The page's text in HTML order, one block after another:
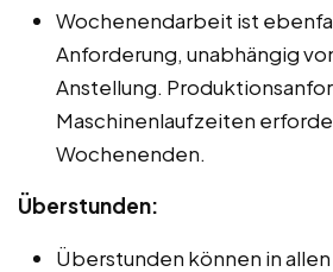
Wochenendarbeit ist
Anforderung, unabhängig
Anstellung.
Maschinenlaufzeiten
Wochenenden.
Überstunden:
Überstunden können in allen